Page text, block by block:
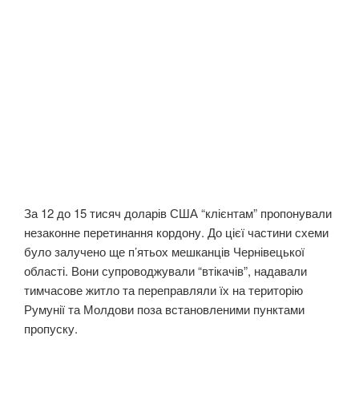
За 12 до 15 тисяч доларів США “клієнтам” пропонували
незаконне перетинання кордону. До цієї частини схеми
було залучено ще п’ятьох мешканців Чернівецької
області. Вони супроводжували “втікачів”, надавали
тимчасове житло та переправляли їх на територію
Румунії та Молдови поза встановленими пунктами
пропуску.